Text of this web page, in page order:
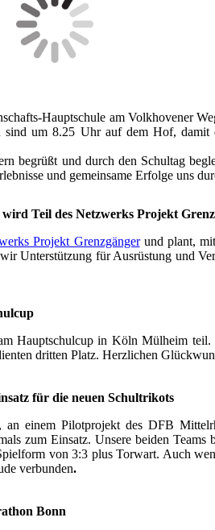
Hauptschule am Volkhovener
sind um 8.25 Uhr auf dem Hof, damit
begrüßt und durch den Schultag
und gemeinsame Erfolge uns
Teil des Netzwerks Projekt
Projekt Grenzgängerund plant, mit
Unterstützung für Ausrüstung und
Hauptschulcup in Köln Mülheim
dritten Platz. Herzlichen
für die neuen Schultrikots
einem Pilotprojekt des DFB
zum Einsatz. Unsere beiden Teams
von 3:3 plus Torwart. Auch
verbunden.
Bonn